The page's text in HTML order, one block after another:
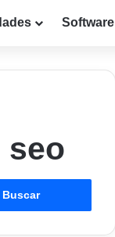
Software
seo